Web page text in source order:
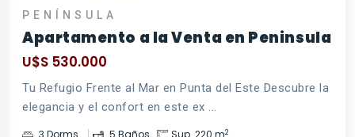
PENÍNSULA
Apartamento a la Venta en Peninsula
U$S 530.000
Tu Refugio Frente al Mar en Punta del Este Descubre la
elegancia y el confort en este ex ...
2